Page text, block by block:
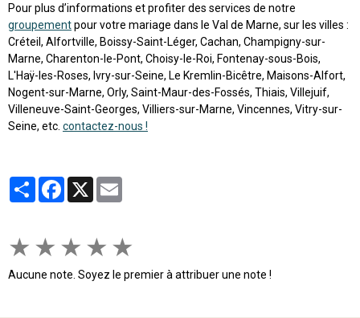
Pour plus d’informations et profiter des services de notre
groupementpour votre mariage dans le Val de Marne, sur les villes :
Créteil, Alfortville, Boissy-Saint-Léger, Cachan, Champigny-sur-
Marne, Charenton-le-Pont, Choisy-le-Roi, Fontenay-sous-Bois,
L'Haÿ-les-Roses, Ivry-sur-Seine, Le Kremlin-Bicêtre, Maisons-Alfort,
Nogent-sur-Marne, Orly, Saint-Maur-des-Fossés, Thiais, Villejuif,
Villeneuve-Saint-Georges, Villiers-sur-Marne, Vincennes, Vitry-sur-
Seine, etc. contactez-nous !
PartagerFacebook
X
★ ★ ★ ★ ★
Aucune note. Soyez le premier à attribuer une note !